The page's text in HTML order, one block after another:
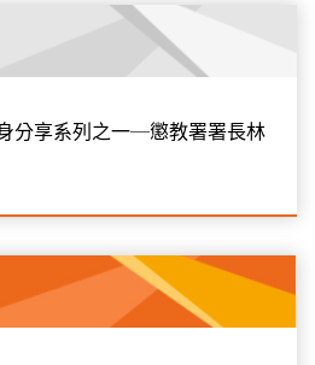
分享系列之一─懲教署署長林